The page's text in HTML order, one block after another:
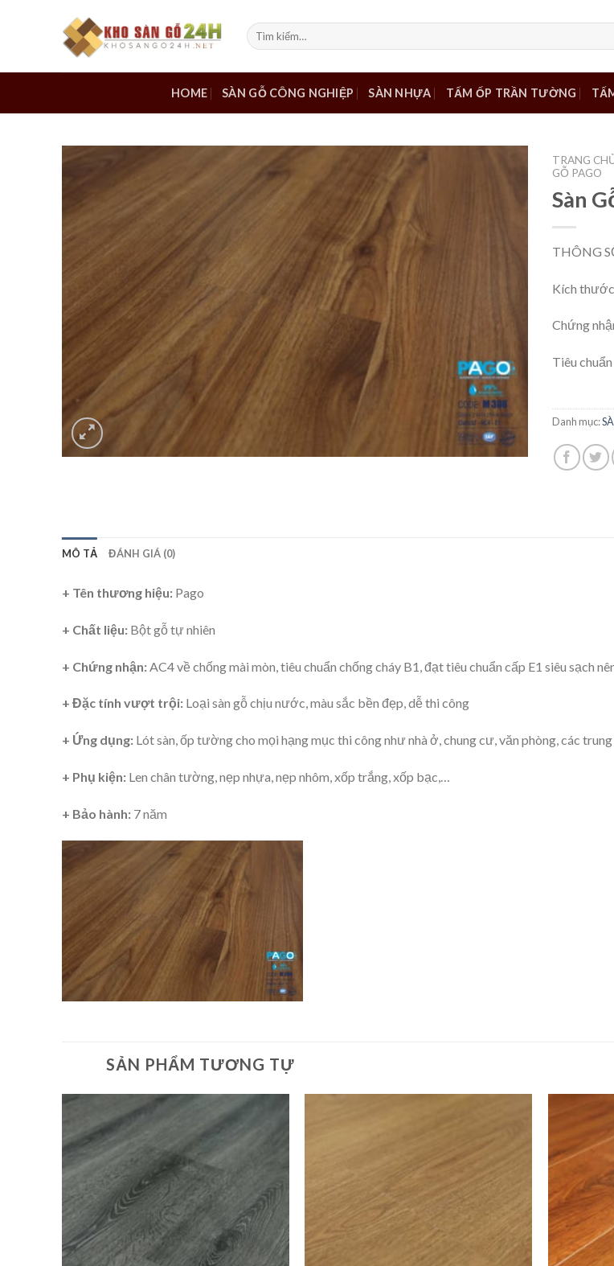
Tìm
kiếm:
HOME SÀN GỖ CÔNG NGHIỆP SÀN NHỰA TẤM ỐP TRẦN TƯỜNG
TRANG
GỖ PAGO
Sàn
THÔNG
Kích
Chứng
Tiêu
Danh mục:
MÔ TẢ ĐÁNH GIÁ (0)
+ Tên thương hiệu: Pago
+ Chất liệu: Bột gỗ tự nhiên
+ Chứng nhận: AC4 về chống mài mòn, tiêu chuẩn chống cháy B1, đạt tiêu chuẩn cấp E1 siêu sạch
+ Đặc tính vượt trội: Loại sàn gỗ chịu nước, màu sắc bền đẹp, dễ thi công
+ Ứng dụng: Lót sàn, ốp tường cho mọi hạng mục thi công như nhà ở, chung cư, văn phòng, các
+ Phụ kiện: Len chân tường, nẹp nhựa, nẹp nhôm, xốp trắng, xốp bạc,…
+ Bảo hành: 7 năm
SẢN PHẨM TƯƠNG TỰ